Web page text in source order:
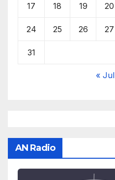
17 18 19 20
24 25 26 27
31
« Jul
AN Radio